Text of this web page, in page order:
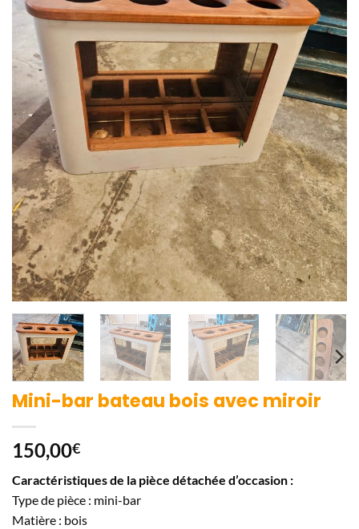
Mini-bar bateau bois avec miroir
150,00€
Caractéristiques de la pièce détachée d’occasion :
Type de pièce : mini-bar
Matière : bois